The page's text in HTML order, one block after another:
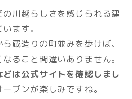
川越らしさを感じられる建
ます。
蔵造りの町並みを歩けば、
ること間違いありません。
は公式サイトを確認しまし
プンが楽しみですね。